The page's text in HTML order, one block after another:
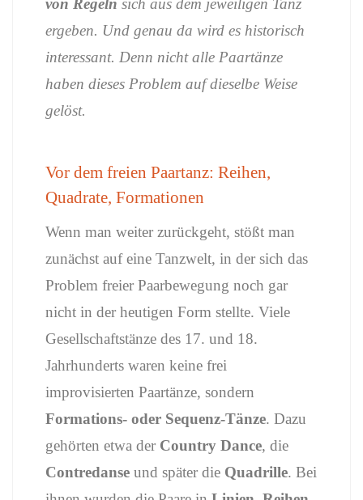
von Regeln sich aus dem jeweiligen Tanz
ergeben. Und genau da wird es historisch
interessant. Denn nichtalle Paartänze
haben dieses Problem aufdieselbe Weise
gelöst.
Vor dem freien Paartanz: Reihen,
Quadrate, Formationen
Wenn man weiter zurückgeht, stößt man
zunächst aufeine Tanzwelt, in der sich das
Problem freier Paarbewegung noch gar
nicht in der heutigen Form stellte. Viele
Gesellschaftstänze des 17. und 18.
Jahrhunderts waren keine frei
improvisierten Paartänze, sondern
Formations- oder Sequenz-Tänze. Dazu
gehörten etwa der Country Dance, die
Contredanse und später die Quadrille. Bei